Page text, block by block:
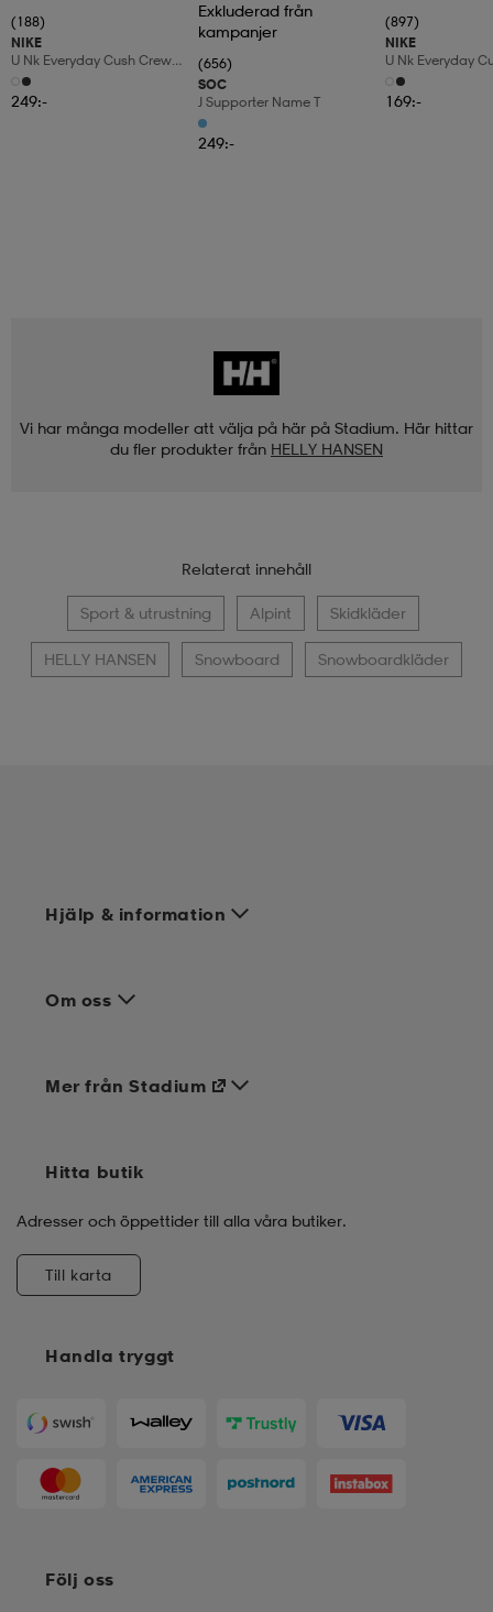
(188)
NIKE
U Nk Everyday Cush Crew
6pr-Bd
249:-
Exkluderad från
kampanjer
(656)
SOC
J Supporter Name T
249:-
(897)
NIKE
U Nk Everyday
3pr
169:-
Vi har många modeller att välja på här på Stadium. Här hittar
du fler produkter från HELLY HANSEN
Relaterat innehåll
Sport & utrustning Alpint Skidkläder
HELLY HANSEN Snowboard Snowboardkläder
Hjälp & information
Om oss
Handla tryggt
Mer från Stadium
Hitta butik
Adresser och öppettider till alla våra butiker.
Till karta
Följ oss